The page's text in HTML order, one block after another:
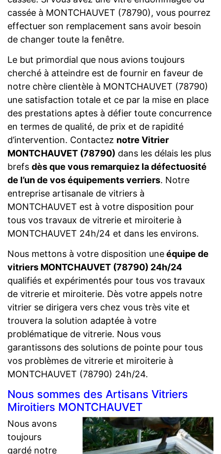
cassée à MONTCHAUVET (78790), vous pourrez
effectuer son remplacement sans avoir besoin
de changer toute la fenêtre.
Le but primordial que nous avions toujours
cherché à atteindre est de fournir en faveur de
notre chère clientèle à MONTCHAUVET (78790)
une satisfaction totale et ce par la mise en place
des prestations aptes à défier toute concurrence
en termes de qualité, de prix et de rapidité
d’intervention. Contactez notre Vitrier
MONTCHAUVET (78790) dans les délais les plus
brefs dès que vous remarquiez la défectuosité
de l’un de vos équipements verriers. Notre
entreprise artisanale de vitriers à
MONTCHAUVET est à votre disposition pour
tous vos travaux de vitrerie et miroiterie à
MONTCHAUVET 24h/24 et dans les environs.
Nous mettons à votre disposition uneéquipe de
vitriers MONTCHAUVET (78790) 24h/24
qualifiés et expérimentés pour tous vos travaux
de vitrerie et miroiterie. Dès votre appels notre
vitrier se dirigera vers chez vous très vite et
trouvera la solution adaptée à votre
problématique de vitrerie. Nous vous
garantissons des solutions de pointe pour tous
vos problèmes de vitrerie et miroiterie à
MONTCHAUVET (78790) 24h/24.
Nous sommes des Artisans Vitriers
Miroitiers MONTCHAUVET
Nous avons
toujours
gardé notre